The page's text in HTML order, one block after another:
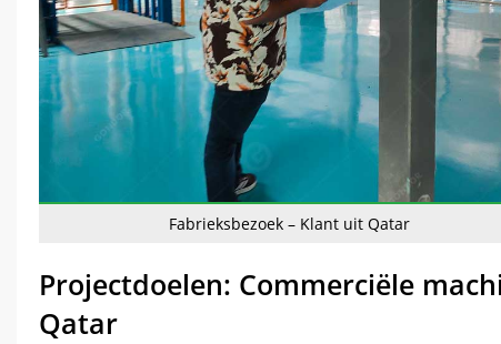
Fabrieksbezoek – Klant uit Qatar
Projectdoelen: Commerciële
Qatar